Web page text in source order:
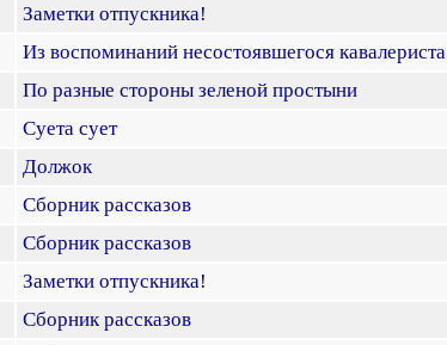
Заметки отпускника!
Из воспоминаний несостоявшегося кавалериста
По разные стороны зеленой простыни
Суета сует
Должок
Сборник рассказов
Сборник рассказов
Заметки отпускника!
Сборник рассказов